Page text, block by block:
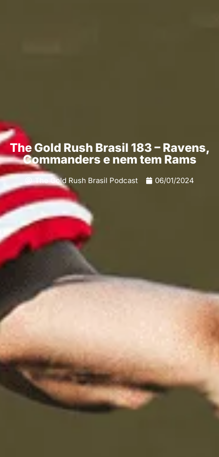
The Gold Rush Brasil 183 – Ravens,
Commanders e nem tem Rams
The Gold Rush Brasil Podcast 06/01/2024